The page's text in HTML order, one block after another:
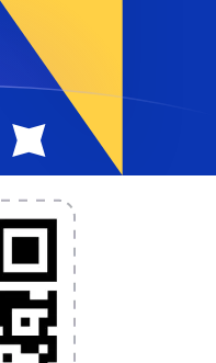
internationaux
des devises,
transférez de
Téléchargez